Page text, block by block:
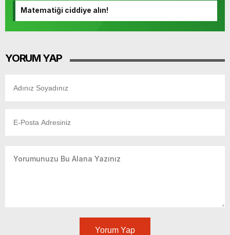
Matematiği ciddiye alın!
YORUM YAP
Yorum Yap